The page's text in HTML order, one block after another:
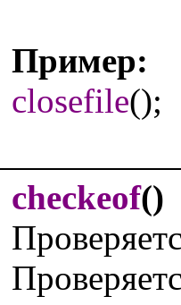
Пример:
closefile();
checkeof()